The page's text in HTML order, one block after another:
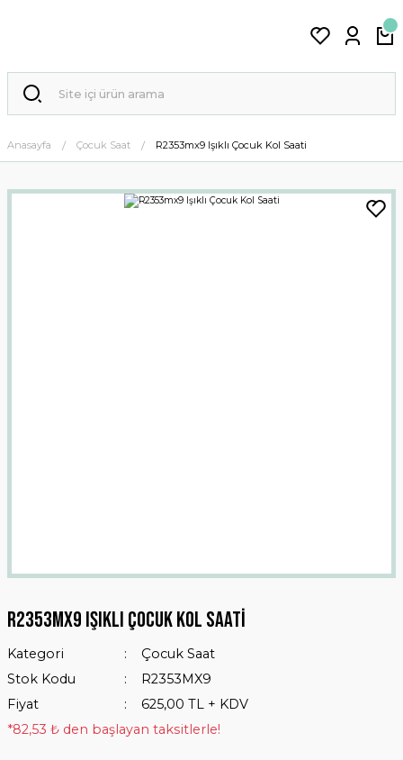
Anasayfa Çocuk Saat R2353mx9 Işıklı Çocuk Kol Saati
R2353mx9 Işıklı Çocuk Kol Saati
Kategori
Çocuk Saat
Stok Kodu
R2353MX9
Fiyat
625,00 TL + KDV
*82,53 ₺ den başlayan taksitlerle!